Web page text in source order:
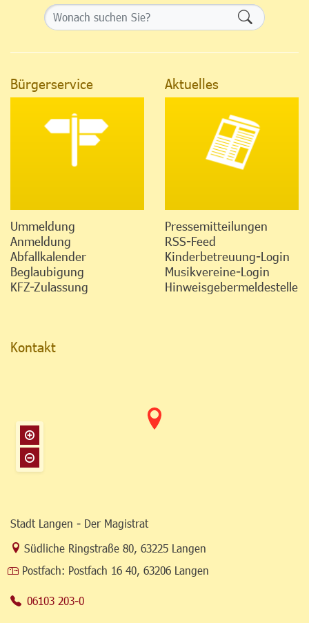
Bürgerservice
Ummeldung
Anmeldung
Abfallkalender
Beglaubigung
KFZ-Zulassung
Aktuelles
Pressemitteilungen
RSS-Feed
Kinderbetreuung-Login
Musikvereine-Login
Hinweisgebermeldestelle
Kontakt
Stadt Langen - Der Magistrat
Link zur Google-Maps Navigation
Südliche Ringstraße 80, 63225 Langen
Postfach: Postfach 16 40, 63206 Langen
06103 203-0